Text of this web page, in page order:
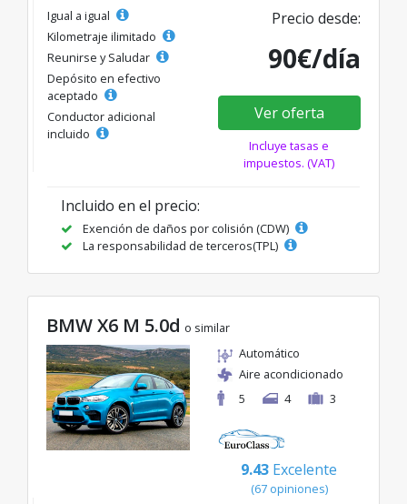
Igual a igual
Kilometraje ilimitado
Reunirse y Saludar
Depósito en efectivo
aceptado
Conductor adicional
incluido
Precio desde:
90€/día
Ver oferta
Incluye tasas e
impuestos. (VAT)
Incluido en el precio:
Exención de daños por colisión (CDW)
La responsabilidad de terceros(TPL)
BMW X6 M 5.0d o similar
Automático
Aire acondicionado
5
4 3
9.43 Excelente
(67 opiniones)